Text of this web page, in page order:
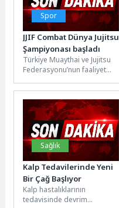
Spor
JJIF Combat Dünya Jujitsu
Şampiyonası başladı
Türkiye Muaythai ve Jujitsu
Federasyonu’nun faaliyet
Combat Dünya Jujitsu
Şampiyonası Kemer’de...
Sağlık
Kalp Tedavilerinde Yeni
Bir Çağ Başlıyor
Kalp hastalıklarının
tedavisinde devrim